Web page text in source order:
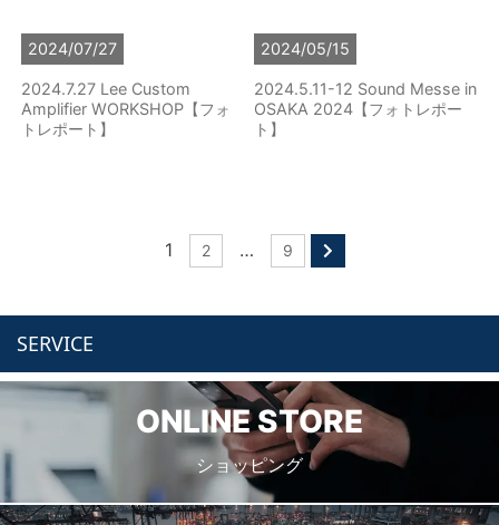
2024/07/27
2024.7.27 Lee Custom
Amplifier WORKSHOP【フォ
トレポート】
2024/05/15
2024.5.11-12 Sound Messe in
OSAKA 2024【フォトレポー
ト】
1 2 … 9
SERVICE
ONLINE STORE
ショッピング